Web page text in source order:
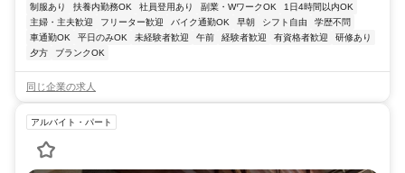
制服あり 扶養内勤務OK 社員登用あり 副業・WワークOK
1日4時間以内OK
主婦・主夫歓迎
フリーター歓迎 バイク通勤OK 早朝 シフト自由
学歴不問
車通勤OK
平日のみOK 未経験者歓迎 午前 経験者歓迎 有資格者歓迎
研修あり
夕方
ブランクOK
同じ企業の求人
アルバイト・パート